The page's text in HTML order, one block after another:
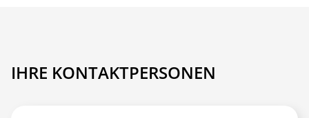
IHRE KONTAKTPERSONEN